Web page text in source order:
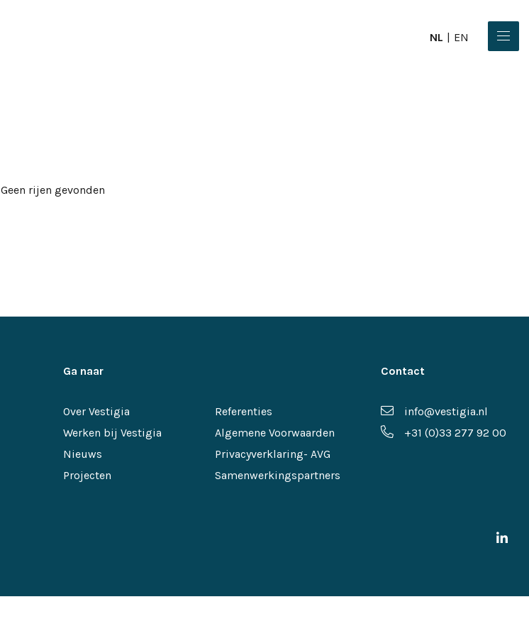
NL EN
Geen rijen gevonden
Ga naar
Over Vestigia
Werken bij Vestigia
Nieuws
Projecten
Referenties
Algemene Voorwaarden
Privacyverklaring- AVG
Samenwerkingspartners
Contact
info@vestigia.nl
+31 (0)33 277 92 00